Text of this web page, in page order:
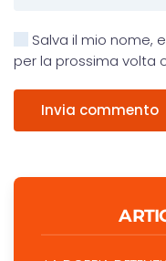
Salva il mio nome,
per la prossima volta
Invia commento